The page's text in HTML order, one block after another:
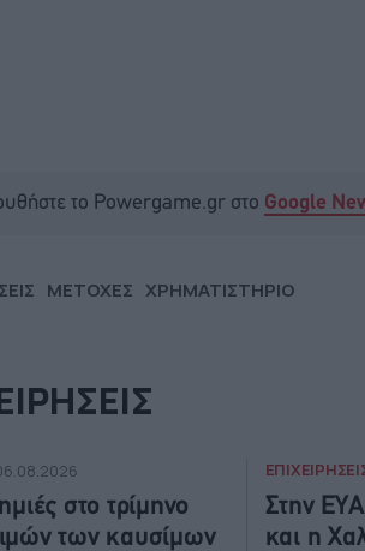
το Powergame.gr στο Google
ΜΕΤΟΧΕΣ ΧΡΗΜΑΤΙΣΤΗΡΙΟ
στο τρίμηνο
των καυσίμων
Στην
και η